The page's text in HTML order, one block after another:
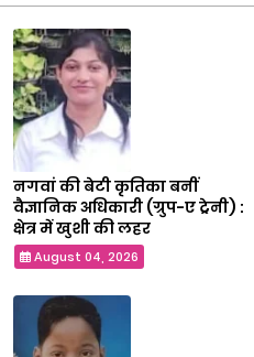
नगवां की बेटी कृतिका बनीं
वैज्ञानिक अधिकारी (ग्रुप-ए ट्रेनी) :
क्षेत्र में खुशी की लहर
August 04, 2026